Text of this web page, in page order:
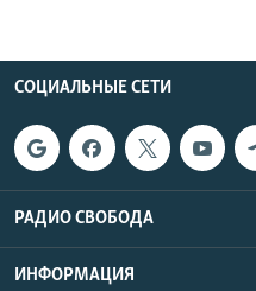
СОЦИАЛЬНЫЕ СЕТИ
РАДИО СВОБОДА
ИНФОРМАЦИЯ